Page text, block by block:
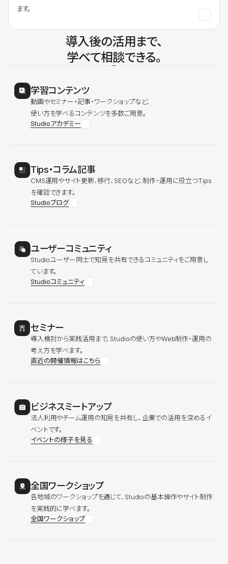
ます。
導入後の活用まで、
学べて相談できる。
学習コンテンツ
動画やセミナー・記事・ワークショップなど、
使い方を学べるコンテンツを多数ご用意。
Studioアカデミー
Tips・コラム記事
CMS運用やサイト更新、移行、SEOなど、制作・運用に役立つTips
を確認できます。
Studioブログ
ユーザーコミュニティ
Studioユーザー同士で知見を共有できるコミュニティをご用意し
ています。
Studioコミュニティ
セミナー
導入検討から実践活用まで、Studioの使い方やWeb制作・運用の
考え方を学べます。
直近の開催情報はこちら
ビジネスミートアップ
法人利用やチーム運用の知見を共有し、企業での活用を深めるイ
ベントです。
イベントの様子を見る
全国ワークショップ
各地域のワークショップを通じて、Studioの基本操作やサイト制作
を実践的に学べます。
全国ワークショップ